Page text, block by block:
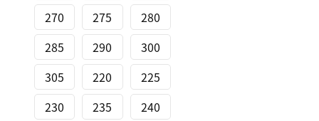
270
275
280
285
290
300
305
220
225
230
235
240